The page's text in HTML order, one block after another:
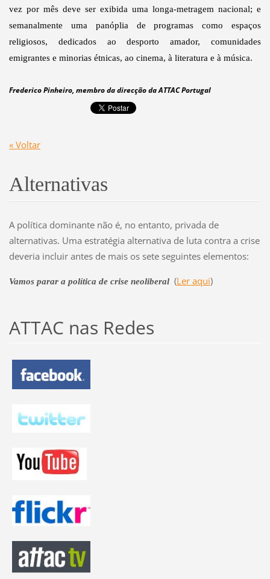
vez por mês deve ser exibida uma longa-metragem nacional; e
semanalmente uma panóplia de programas como espaços
religiosos, dedicados ao desporto amador, comunidades
emigrantes e minorias étnicas, ao cinema, à literatura e à música.
Frederico Pinheiro, membro da direcção da ATTAC Portugal
« Voltar
Alternativas
A política dominante não é, no entanto, privada de
alternativas. Uma estratégia alternativa de luta contra a crise
deveria incluir antes de mais os sete seguintes elementos:
Vamos parar a política de crise neoliberal (Ler aqui)
ATTAC nas Redes